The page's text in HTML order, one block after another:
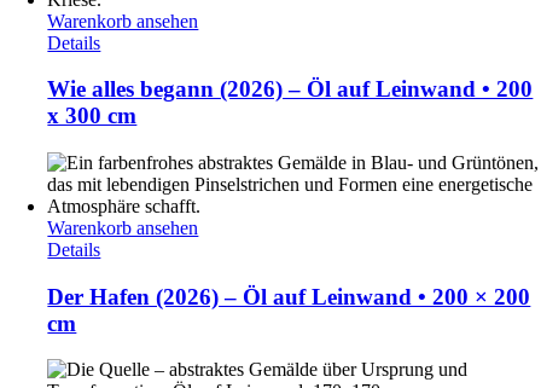
Warenkorb ansehen
Details
Wie alles begann (2026) – Öl auf Leinwand • 200
x 300 cm
Warenkorb ansehen
Details
Der Hafen (2026) – Öl auf Leinwand • 200 × 200
cm